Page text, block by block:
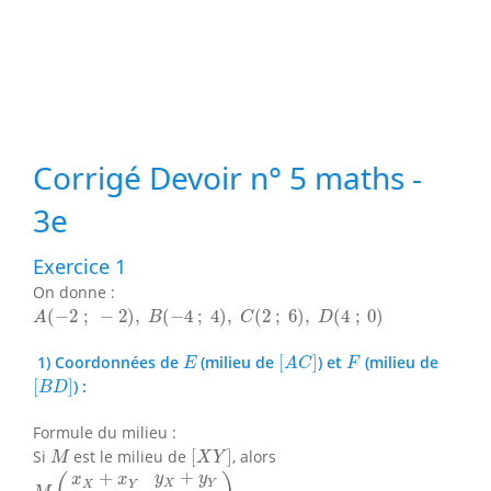
Corrigé Devoir n° 5 maths -
3e
Exercice 1
On donne :
A(−2 ; − 2), B(−4 ; 4), C(2 ; 6), D(4 ; 0)
A(− 2; −2) , B( 4; 4 , 2; ),D( ; 0
1) Coordonnées de E
E(milieu de [AC]
[ A C]) et F
F(milieu de
[BD]
[BD]) :
Formule du milieu :
Si M
Mest le milieu de [XY]
[XY] , alors
xX + xY yX + yY
M (xX+x Y2 ,yX+yY2)